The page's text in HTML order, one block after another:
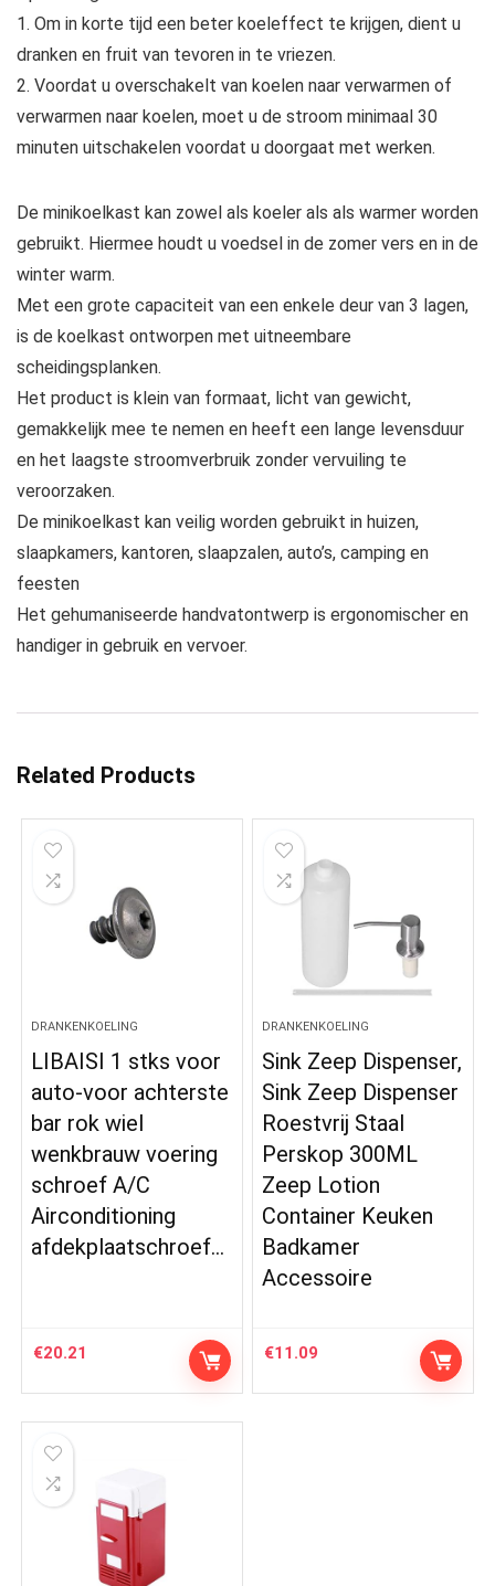
1. Om in korte tijd een beter koeleffect te krijgen, dient u
dranken en fruit van tevoren in te vriezen.
2. Voordat u overschakelt van koelen naar verwarmen of
verwarmen naar koelen, moet u de stroom minimaal 30
minuten uitschakelen voordat u doorgaat met werken.
De minikoelkast kan zowel als koeler als als warmer worden
gebruikt. Hiermee houdt u voedsel in de zomer vers en in de
winter warm.
Met een grote capaciteit van een enkele deur van 3 lagen,
is de koelkast ontworpen met uitneembare
scheidingsplanken.
Het product is klein van formaat, licht van gewicht,
gemakkelijk mee te nemen en heeft een lange levensduur
en het laagste stroomverbruik zonder vervuiling te
veroorzaken.
De minikoelkast kan veilig worden gebruikt in huizen,
slaapkamers, kantoren, slaapzalen, auto’s, camping en
feesten
Het gehumaniseerde handvatontwerp is ergonomischer en
handiger in gebruik en vervoer.
Related Products
DRANKENKOELING
LIBAISI 1 stks voor
auto-voor achterste
bar rok wiel
wenkbrauw voering
schroef A/C
Airconditioning
afdekplaatschroef…
€20.21
DRANKENKOELING
Sink Zeep Dispenser,
Sink Zeep Dispenser
Roestvrij Staal
Perskop 300ML
Zeep Lotion
Container Keuken
Badkamer
Accessoire
€11.09